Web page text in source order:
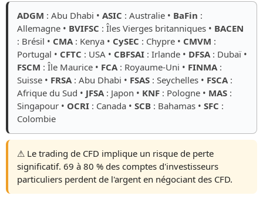
ADGM : Abu Dhabi • ASIC : Australie • BaFin :
Allemagne • BVIFSC : Îles Vierges britanniques • BACEN
: Brésil • CMA: Kenya • CySEC : Chypre • CMVM :
Portugal • CFTC : USA • CBFSAI : Irlande • DFSA: Dubaï •
FSCM : Île Maurice • FCA: Royaume-Uni • FINMA:
Suisse • FRSA: Abu Dhabi • FSAS : Seychelles • FSCA:
Afrique du Sud • JFSA: Japon • KNF : Pologne • MAS :
Singapour • OCRI : Canada • SCB : Bahamas • SFC :
Colombie
⚠️ Le trading de CFD implique un risque de perte
significatif. 69 à 80 % des comptes d'investisseurs
particuliers perdent de l'argent en négociant des CFD.